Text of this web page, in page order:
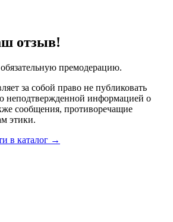
отзыв!
премодерацию.
за собой право не публиковать
неподтвержденной информацией о
сообщения, противоречащие
этики.
в каталог →